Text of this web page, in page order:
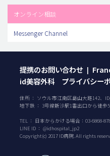
オンライン相談
Messenger Channel
提携のお問い合わせ |
id美容外科 プライバシー
住所 ： ソウル市江南区島山大路142、
地下鉄 ： 3号線新沙駅1番出口から徒
TEL ： 日本からかける場合： 03-6868-
LINE ID ： @idhospital_jp2
Copyright(c) 2017 ID病院. All rights